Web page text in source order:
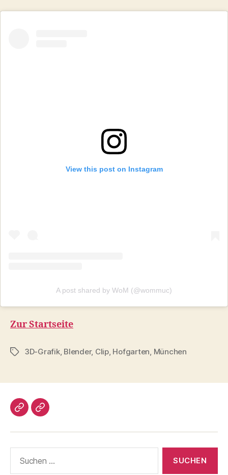
View this post on Instagram
A post shared by WoM (@wommuc)
Zur Startseite
Schlagwörter
3D-Grafik, Blender, Clip, Hofgarten, München
Impressum/DatSchutz
Beliebte
nach: